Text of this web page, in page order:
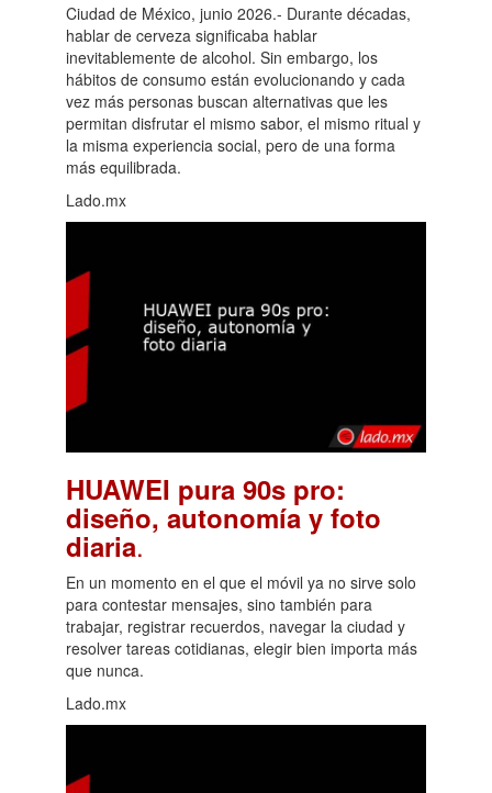
Ciudad de México, junio 2026.- Durante décadas,
hablar de cerveza significaba hablar
inevitablemente de alcohol. Sin embargo, los
hábitos de consumo están evolucionando y cada
vez más personas buscan alternativas que les
permitan disfrutar el mismo sabor, el mismo ritual y
la misma experiencia social, pero de una forma
más equilibrada.
Lado.mx
HUAWEI pura 90s pro:
diseño, autonomía y foto
diaria.
En un momento en el que el móvil ya no sirve solo
para contestar mensajes, sino también para
trabajar, registrar recuerdos, navegar la ciudad y
resolver tareas cotidianas, elegir bien importa más
que nunca.
Lado.mx